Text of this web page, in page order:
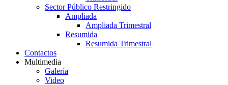
Sector Público Restringido
Ampliada
Ampliada Trimestral
Resumida
Resumida Trimestral
Contactos
Multimedia
Galería
Video